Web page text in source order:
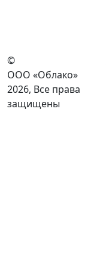
©
ООО «Облако»
2026, Все права
защищены